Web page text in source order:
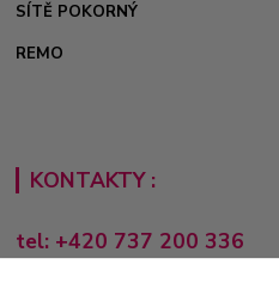
SÍTĚ POKORNÝ
REMO
KONTAKTY :
tel: +420 737 200 336
Pondělí-Pátek: 8 - 17 hodin